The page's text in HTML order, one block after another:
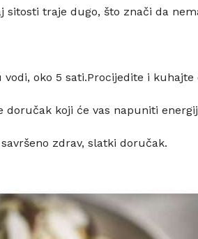
sitosti traje dugo, što znači da
oko 5 sati.Procijedite i
koji će vas napuniti
zdrav, slatki doručak.